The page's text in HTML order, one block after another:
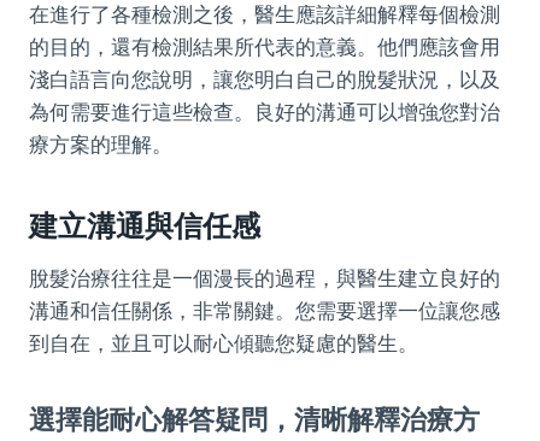
在進行了各種檢測之後，醫生應該詳細解釋每個檢測
的目的，還有檢測結果所代表的意義。他們應該會用
淺白語言向您說明，讓您明白自己的脫髮狀況，以及
為何需要進行這些檢查。良好的溝通可以增強您對治
療方案的理解。
建立溝通與信任感
脫髮治療往往是一個漫長的過程，與醫生建立良好的
溝通和信任關係，非常關鍵。您需要選擇一位讓您感
到自在，並且可以耐心傾聽您疑慮的醫生。
選擇能耐心解答疑問，清晰解釋治療方